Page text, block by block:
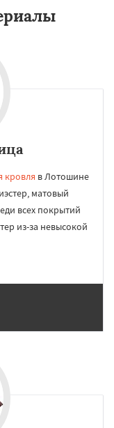
кровля в Лотошине
матовый
всех покрытий
из-за невысокой